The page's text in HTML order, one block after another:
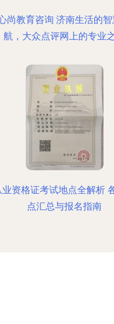
尚教育咨询 济南生活的智
航，大众点评网上的专业
业资格证考试地点全解析
点汇总与报名指南